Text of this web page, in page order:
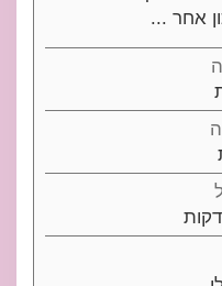
אחר ...
דקות
דקות